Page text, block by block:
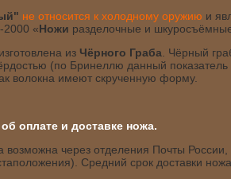
не относится к холодному оружию и
«Ножи разделочные и
из Чёрного Граба. Чёрный
(по Бринеллю данный
волокна имеют скрученную форму.
оплате и доставке ножа.
возможна через отделения Почты России,
Средний срок доставки